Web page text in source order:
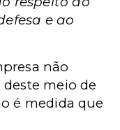
e ao
não
meio de
é medida que